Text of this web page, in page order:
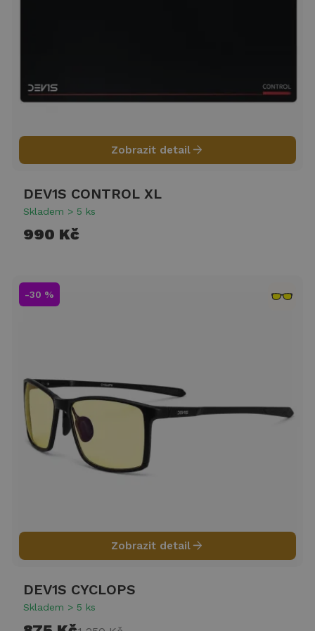
Zobrazit detailarrow_forward
DEV1S CONTROL XL
Skladem > 5 ks
990 Kč
-30 %
Zobrazit detailarrow_forward
DEV1S CYCLOPS
Skladem > 5 ks